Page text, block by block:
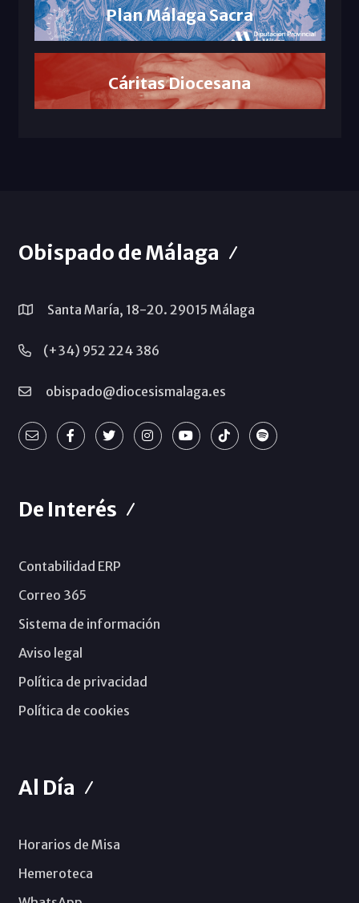
Plan Málaga Sacra
Cáritas Diocesana
Obispado de Málaga
Santa María, 18-20. 29015 Málaga
(+34) 952 224 386
obispado@diocesismalaga.es
De Interés
Contabilidad ERP
Correo 365
Sistema de información
Aviso legal
Política de privacidad
Política de cookies
Al Día
Horarios de Misa
Hemeroteca